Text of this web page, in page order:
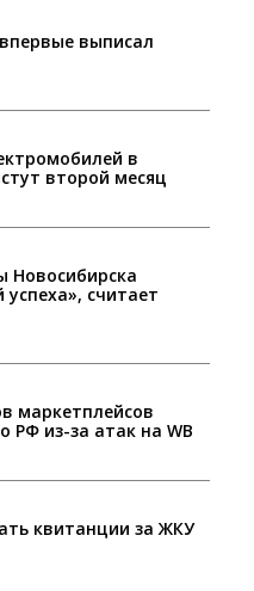
выписал
в
второй месяц
Новосибирска
успеха», считает
маркетплейсов
РФ из-за атак на WB
квитанции за ЖКУ